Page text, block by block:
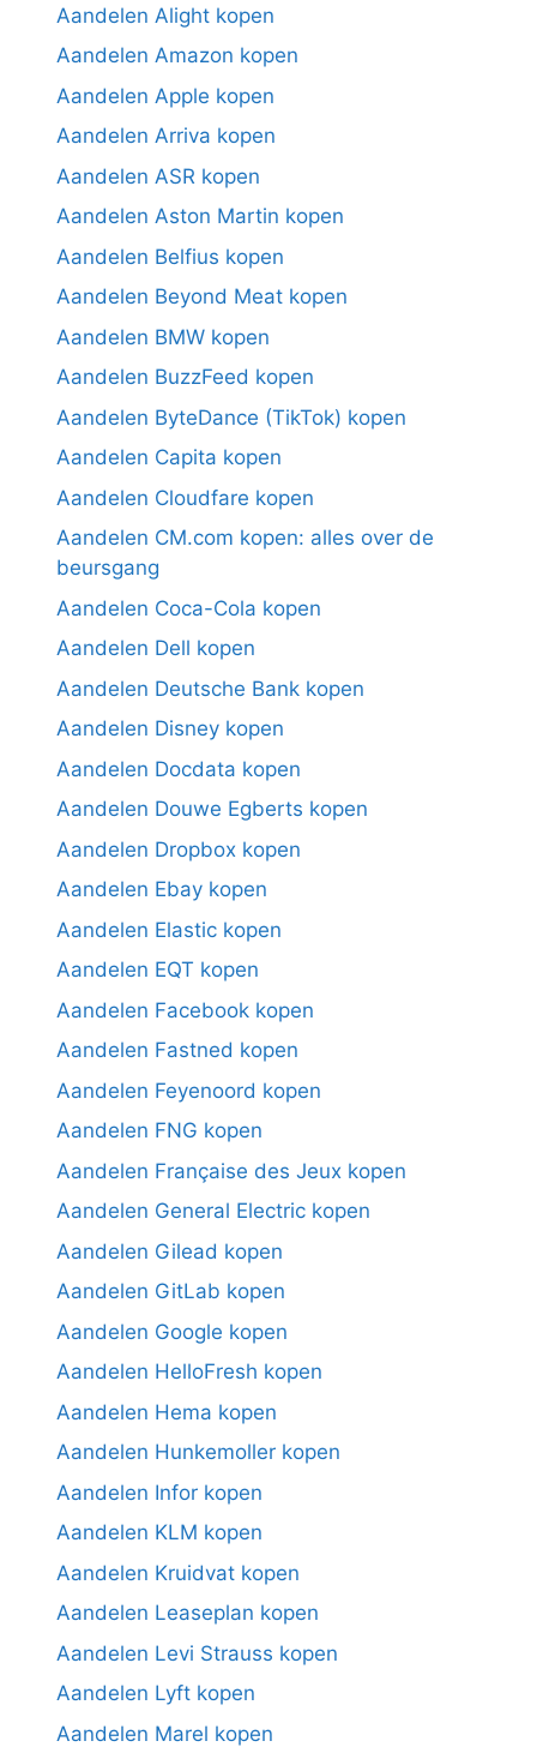
Aandelen Alight kopen
Aandelen Amazon kopen
Aandelen Apple kopen
Aandelen Arriva kopen
Aandelen ASR kopen
Aandelen Aston Martin kopen
Aandelen Belfius kopen
Aandelen Beyond Meat kopen
Aandelen BMW kopen
Aandelen BuzzFeed kopen
Aandelen ByteDance (TikTok) kopen
Aandelen Capita kopen
Aandelen Cloudfare kopen
Aandelen CM.com kopen: alles over de
beursgang
Aandelen Coca-Cola kopen
Aandelen Dell kopen
Aandelen Deutsche Bank kopen
Aandelen Disney kopen
Aandelen Docdata kopen
Aandelen Douwe Egberts kopen
Aandelen Dropbox kopen
Aandelen Ebay kopen
Aandelen Elastic kopen
Aandelen EQT kopen
Aandelen Facebook kopen
Aandelen Fastned kopen
Aandelen Feyenoord kopen
Aandelen FNG kopen
Aandelen Française des Jeux kopen
Aandelen General Electric kopen
Aandelen Gilead kopen
Aandelen GitLab kopen
Aandelen Google kopen
Aandelen HelloFresh kopen
Aandelen Hema kopen
Aandelen Hunkemoller kopen
Aandelen Infor kopen
Aandelen KLM kopen
Aandelen Kruidvat kopen
Aandelen Leaseplan kopen
Aandelen Levi Strauss kopen
Aandelen Lyft kopen
Aandelen Marel kopen